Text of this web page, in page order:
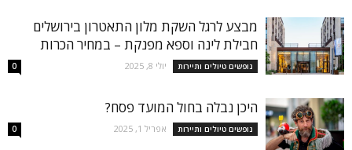
מבצע לרגל השקת מלון התאטרון בירושלים
חבילת לינה וספא מפנקת – במחיר הכרות
נופשים טיולים ותיירות יולי 8, 2025 0
היכן נבלה בחול המועד פסח?
נופשים טיולים ותיירות אפריל 1, 2025 0